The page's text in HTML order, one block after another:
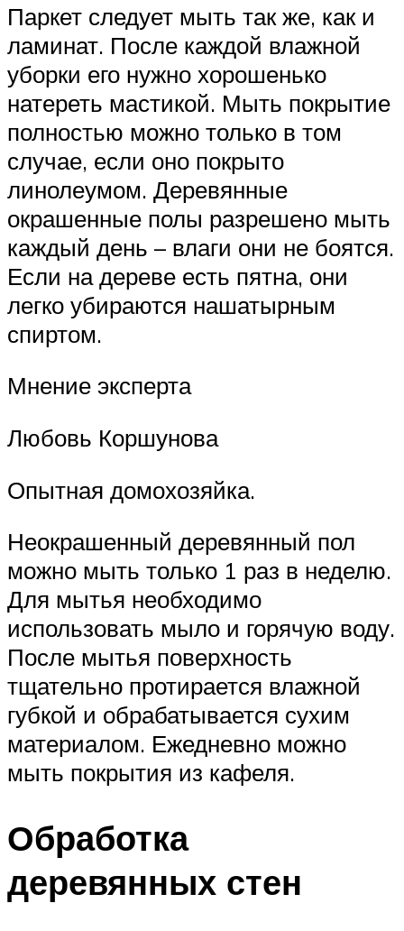
Паркет следует мыть так же, как и
ламинат. После каждой влажной
уборки его нужно хорошенько
натереть мастикой. Мыть покрытие
полностью можно только в том
случае, если оно покрыто
линолеумом. Деревянные
окрашенные полы разрешено мыть
каждый день – влаги они не боятся.
Если на дереве есть пятна, они
легко убираются нашатырным
спиртом.
Мнение эксперта
Любовь Коршунова
Опытная домохозяйка.
Неокрашенный деревянный пол
можно мыть только 1 раз в неделю.
Для мытья необходимо
использовать мыло и горячую воду.
После мытья поверхность
тщательно протирается влажной
губкой и обрабатывается сухим
материалом. Ежедневно можно
мыть покрытия из кафеля.
Обработка
деревянных стен